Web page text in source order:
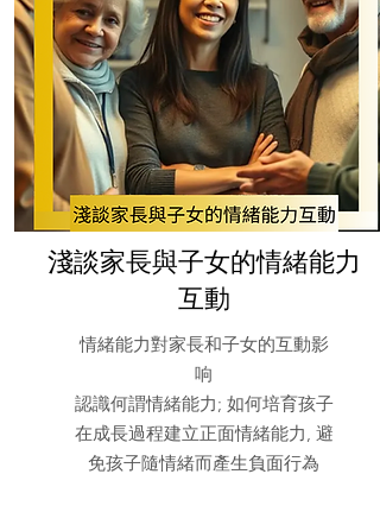
淺談家長與子女的情緒能力
互動
情緒能力對家長和子女的互動影
响
認識何謂情緒能力; 如何培育孩子
在成長過程建立正面情緒能力, 避
免孩子隨情緒而產生負面行為